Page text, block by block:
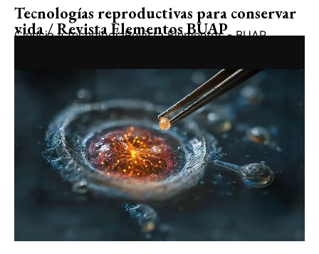
Tecnologías reproductivas para conservar
vida / Revista Elementos BUAP
Ciencia y tecnologíaRevista Elementos - BUAP